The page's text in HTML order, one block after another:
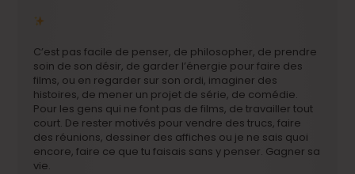
C’est pas facile de penser, de philosopher, de prendre
soin de son désir, de garder l’énergie pour faire des
films, ou en regarder sur son ordi, imaginer des
histoires, de mener un projet de série, de comédie.
Pour les gens qui ne font pas de films, de travailler tout
court. De rester motivés pour vendre des trucs, faire
des réunions, dessiner des affiches ou je ne sais quoi
encore, faire ce que tu faisais sans y penser. Gagner sa
vie.